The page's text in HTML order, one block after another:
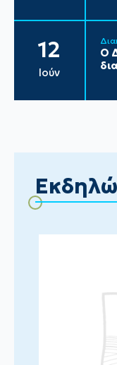
12
Ιούν
Ο